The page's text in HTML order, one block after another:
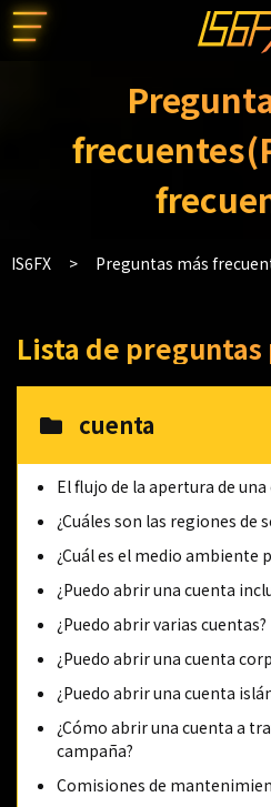
IS6FX Preguntas más
Lista de
cuenta
El flujo de la apertura de
¿Cuáles son las regiones de
¿Cuál es el medio ambiente
¿Puedo abrir una cuenta
¿Puedo abrir varias cuentas?
¿Puedo abrir una cuenta
¿Puedo abrir una cuenta
¿Cómo abrir una cuenta a
campaña?
Comisiones de